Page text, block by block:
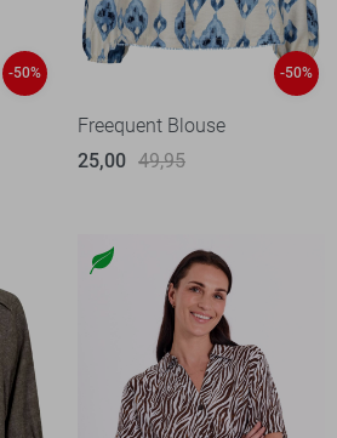
-50% -50%
Freequent Blouse
25,00 49,95